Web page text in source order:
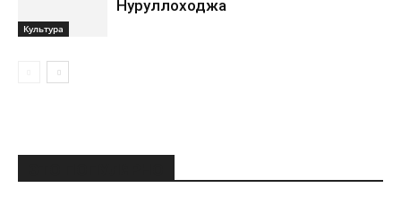
Культура
Нуруллоходжа